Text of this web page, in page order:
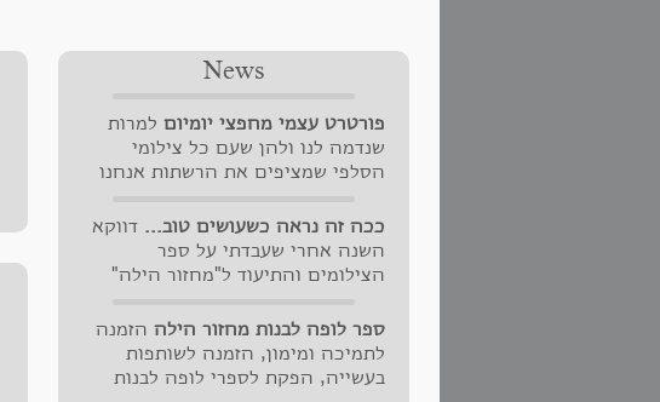
News
פורטרט עצמי מחפצי יומיום למרות
שנדמה לנו ולהן שעם כל צילומי
הסלפי שמציפים את הרשתות אנחנו
שהאדם שאנו רואות פחות מכל בחיי
היומיום היא כמובן את עצמינו.
הסלפי הוא תמיד [!!!] מסכה כזו או
שכל מי שסביבנו רואה כל הזמן -
ניפגוש רק בבוקר עם ציחצוח השניים,
בערב לפני השינה ולפעמים במעלית
או חלון ראוה מזדמן. יש משהו מאתגר
ככה זה נראה כשעושים טוב... דווקא
השנה אחרי שעבדתי על ספר
הצילומים והתיעוד ל"מחזור הילה"
ומאורגן... דווקא השנה נתקעה
ההפקה והרגעים האחרונים היו
מלחיציםםםםם. לא אלאה אתכן/ם
ספר לופה לבנות מחזור הילה הזמנה
לתמיכה ומימון, הזמנה לשותפות
בעשייה, הפקת לספרי לופה לבנות